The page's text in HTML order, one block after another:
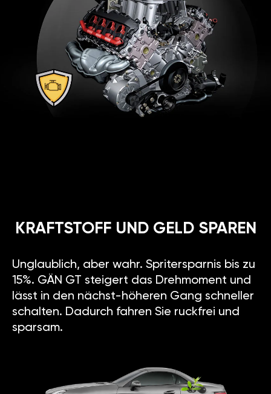
KRAFTSTOFF UND GELD SPAREN
Unglaublich, aber wahr. Spritersparnis bis zu
15%. GÄN GT steigert das Drehmoment und
lässt in den nächst-höheren Gang schneller
schalten. Dadurch fahren Sie ruckfrei und
sparsam.